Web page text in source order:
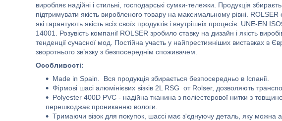
виробляє надійні і стильні, господарські сумки-тележки. Продукція
підтримувати якість виробленого товару на максимальному рівні.
які гарантують якість всіх своїх продуктів і внутрішніх процесів: UNE-
14001. Розувість компанії ROLSER зробило ставку на дизайн і якість
тенденції сучасної мод. Постійна участь у найпрестижніших виставках в
зворотнього зв’язку з безпосереднім споживачем.
Особливості:
Made in Spain. Вся продукція збирається безпосередньо в Іспанії.
Фірмові шасі алюмінієвих візків 2L RSG от Rolser, дозволяють
Polyester 400D PVC - надійна тканина з поліестерової нитки з
перешкоджає прониканню вологи.
Тримаючи візок для покупок, шассі має з'єднуючу деталь, яку можна